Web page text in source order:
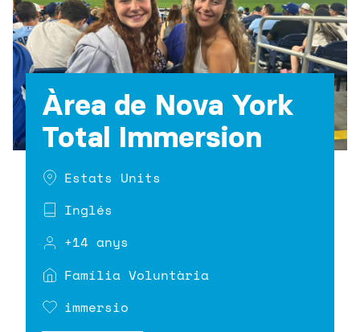
Àrea de Nova York
Total Immersion
Estats Units
Inglés
+14 anys
Família Voluntària
immersio